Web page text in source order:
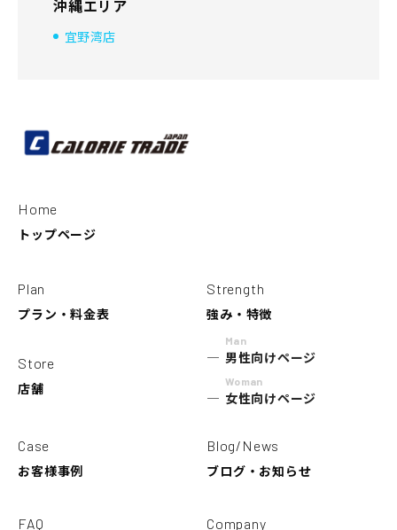
沖縄エリア
宜野湾店
Home
トップページ
Plan
プラン・料金表
Blog/News
ブログ・お知らせ
Store
店舗
Strength
強み・特徴
Case
お客様事例
FAQ
Man
男性向けページ
Woman
女性向けページ
Company